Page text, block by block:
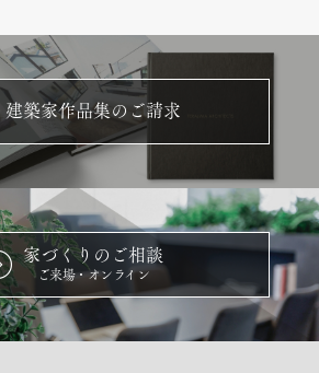
建築家作品集のご請求
家づくりのご相談
ご来場・オンライン